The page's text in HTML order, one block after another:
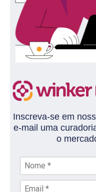
Inscreva-se em
e-mail uma
o